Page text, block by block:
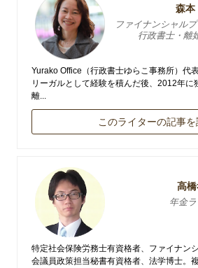
森本
ファイナンシャル
行政書士・離
Yurako Office（行政書士ゆらこ事務所）代
リーガルとして経験を積んだ後、2012年に
離...
このライターの記事
高
年金
特定社会保険労務士有資格者、ファイナン
会議員政策担当秘書有資格者、法学博士。